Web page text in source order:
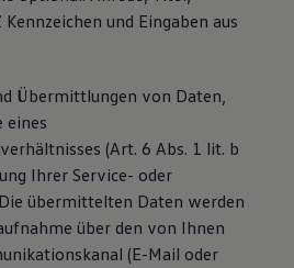
und Eingaben aus
Übermittlungen von Daten,
eines
(Art. 6 Abs. 1 lit. b
Ihrer Service- oder
übermittelten Daten werden
über den von Ihnen
(E-Mail oder